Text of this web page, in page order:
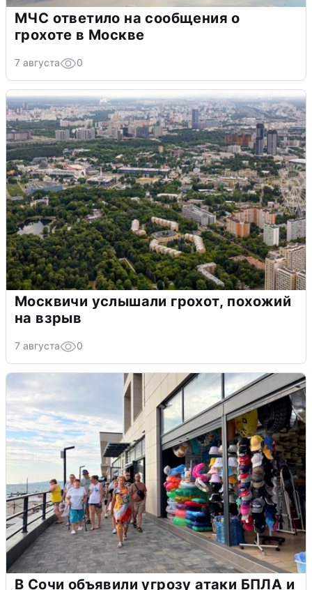
МЧС ответило на сообщения о
грохоте в Москве
7 августа 0
Москвичи услышали грохот, похожий
на взрыв
7 августа 0
В Сочи объявили угрозу атаки БПЛА и